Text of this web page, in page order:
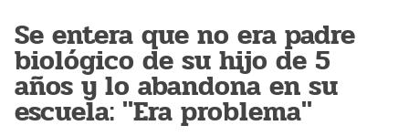
Se entera que no era padre
biológico de su hijo de 5
años y lo abandona en su
escuela: "Era problema"